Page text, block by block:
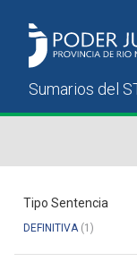
Sumarios del STJ
Tipo Sentencia
DEFINITIVA(1)